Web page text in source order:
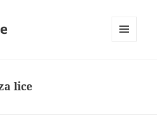
lice